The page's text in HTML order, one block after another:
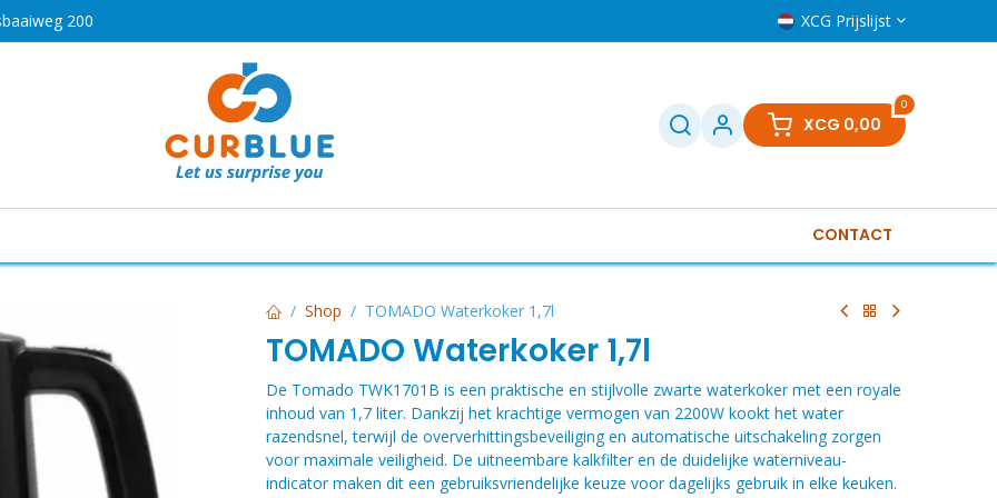
200 XCG Prijslijst
0
XCG 0,00
HOT
Boilers
CONTACT
Shop TOMADO Waterkoker 1,7l
TOMADO Waterkoker 1,7l
De Tomado TWK1701B is een praktische en stijlvolle zwarte waterkoker met een royale
inhoud van 1,7 liter. Dankzij het krachtige vermogen van 2200W kookt het water
razendsnel, terwijl de oververhittingsbeveiliging en automatische uitschakeling zorgen
voor maximale veiligheid. De uitneembare kalkfilter en de duidelijke waterniveau-
indicator maken dit een gebruiksvriendelijke keuze voor dagelijks gebruik in elke keuken.